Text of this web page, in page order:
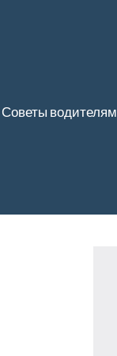
Советы водителям